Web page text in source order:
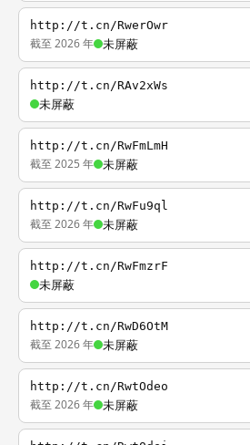
http://t.cn/RwerOwr
截至 2026 年 未屏蔽
http://t.cn/RAv2xWs
未屏蔽
http://t.cn/RwFmLmH
截至 2025 年 未屏蔽
http://t.cn/RwFu9ql
截至 2026 年 未屏蔽
http://t.cn/RwFmzrF
未屏蔽
http://t.cn/RwD6OtM
截至 2026 年 未屏蔽
http://t.cn/RwtOdeo
截至 2026 年 未屏蔽